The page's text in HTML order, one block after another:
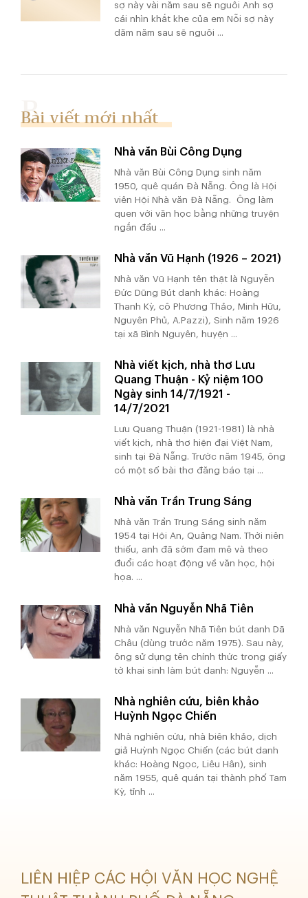
sợ này vài năm sau sẽ nguôi Anh sợ
cái nhìn khắt khe của em Nỗi sợ này
dăm năm sau sẽ nguôi ...
Bài viết mới nhất
Nhà văn Bùi Công Dụng
Nhà văn Bùi Công Dụng sinh năm
1950, quê quán Đà Nẵng. Ông là Hội
viên Hội Nhà văn Đà Nẵng. Ông làm
quen với văn học bằng những truyện
ngắn đầu ...
Nhà văn Vũ Hạnh (1926 – 2021)
Nhà văn Vũ Hạnh tên thật là Nguyễn
Đức Dũng Bút danh khác: Hoàng
Thanh Kỳ, cô Phương Thảo, Minh Hữu,
Nguyên Phủ, A.Pazzi), Sinh năm 1926
tại xã Bình Nguyên, huyện ...
Nhà viết kịch, nhà thơ Lưu
Quang Thuận - Kỷ niệm 100
Ngày sinh 14/7/1921 -
14/7/2021
Lưu Quang Thuận (1921-1981) là nhà
viết kịch, nhà thơ hiện đại Việt Nam,
sinh tại Đà Nẵng. Trước năm 1945, ông
có một số bài thơ đăng báo tại ...
Nhà văn Trần Trung Sáng
Nhà văn Trần Trung Sáng sinh năm
1954 tại Hội An, Quảng Nam. Thời niên
thiếu, anh đã sớm đam mê và theo
đuổi các hoạt động về văn học, hội
họa. ...
Nhà văn Nguyễn Nhã Tiên
Nhà văn Nguyễn Nhã Tiên bút danh Dã
Châu (dùng trước năm 1975). Sau này,
ông sử dụng tên chính thức trong giấy
tờ khai sinh làm bút danh: Nguyễn ...
Nhà nghiên cứu, biên khảo
Huỳnh Ngọc Chiến
Nhà nghiên cứu, nhà biên khảo, dịch
giả Huỳnh Ngọc Chiến (các bút danh
khác: Hoàng Ngọc, Liêu Hân), sinh
năm 1955, quê quán tại thành phố Tam
Kỳ, tỉnh ...
LIÊN HIỆP CÁC HỘI VĂN HỌC NGHỆ